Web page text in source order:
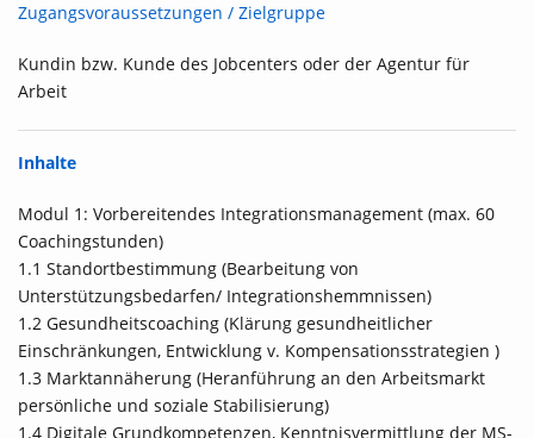
Zugangsvoraussetzungen / Zielgruppe
Kundin bzw. Kunde des Jobcenters oder der Agentur für
Arbeit
Inhalte
Modul 1: Vorbereitendes Integrationsmanagement (max. 60
Coachingstunden)
1.1 Standortbestimmung (Bearbeitung von
Unterstützungsbedarfen/ Integrationshemmnissen)
1.2 Gesundheitscoaching (Klärung gesundheitlicher
Einschränkungen, Entwicklung v. Kompensationsstrategien )
1.3 Marktannäherung (Heranführung an den Arbeitsmarkt
persönliche und soziale Stabilisierung)
1.4 Digitale Grundkompetenzen, Kenntnisvermittlung der MS-